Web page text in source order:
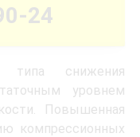
24
типа снижения
уровнем
Повышенная
компрессионных